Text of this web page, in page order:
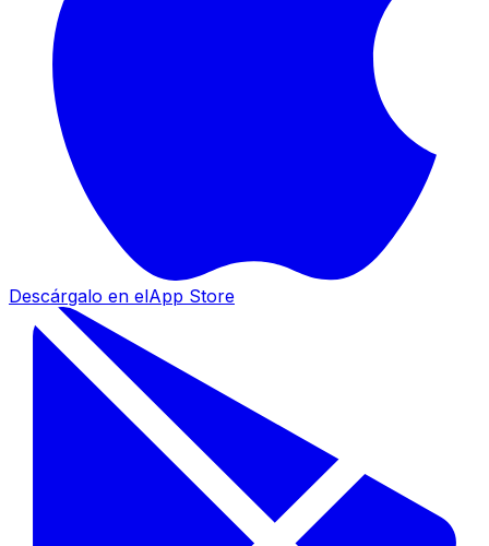
Descárgalo en elApp Store